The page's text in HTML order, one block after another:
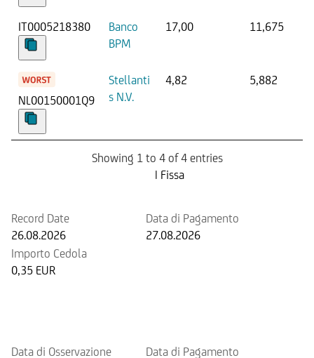
IT0005218380
Banco
BPM
17,00 11,675
NL00150001Q9
Stellanti
s N.V.
4,82 5,882
Showing 1 to 4 of 4 entries
| Fissa
Record Date
26.08.2026
Data di Pagamento
27.08.2026
Importo Cedola
0,35 EUR
Data di Osservazione
Data di Pagamento